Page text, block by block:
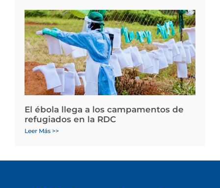
El ébola llega a los campamentos de
refugiados en la RDC
Leer Más >>